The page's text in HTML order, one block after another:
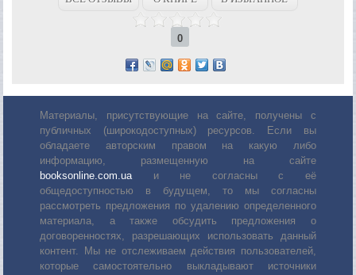
0
Материалы, присутствующие на сайте, получены с
публичных (широкодоступных) ресурсов. Если вы
обладаете авторским правом на какую либо
информацию, размещенную на сайте
booksonline.com.uaи не согласны с её
общедоступностью в будущем, то мы согласны
рассмотреть предложения по удалению определенного
материала, а также обсудить предложения о
договоренностях, разрешающих использовать данный
контент. Мы не отслеживаем действия пользователей,
которые самостоятельно выкладывают источники